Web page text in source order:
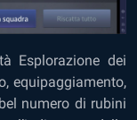
Esplorazione dei
equipaggiamento,
numero di rubini